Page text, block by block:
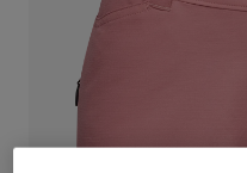
Schuhe
Mountainbike Schuhe
Schutzbrillen
Ski